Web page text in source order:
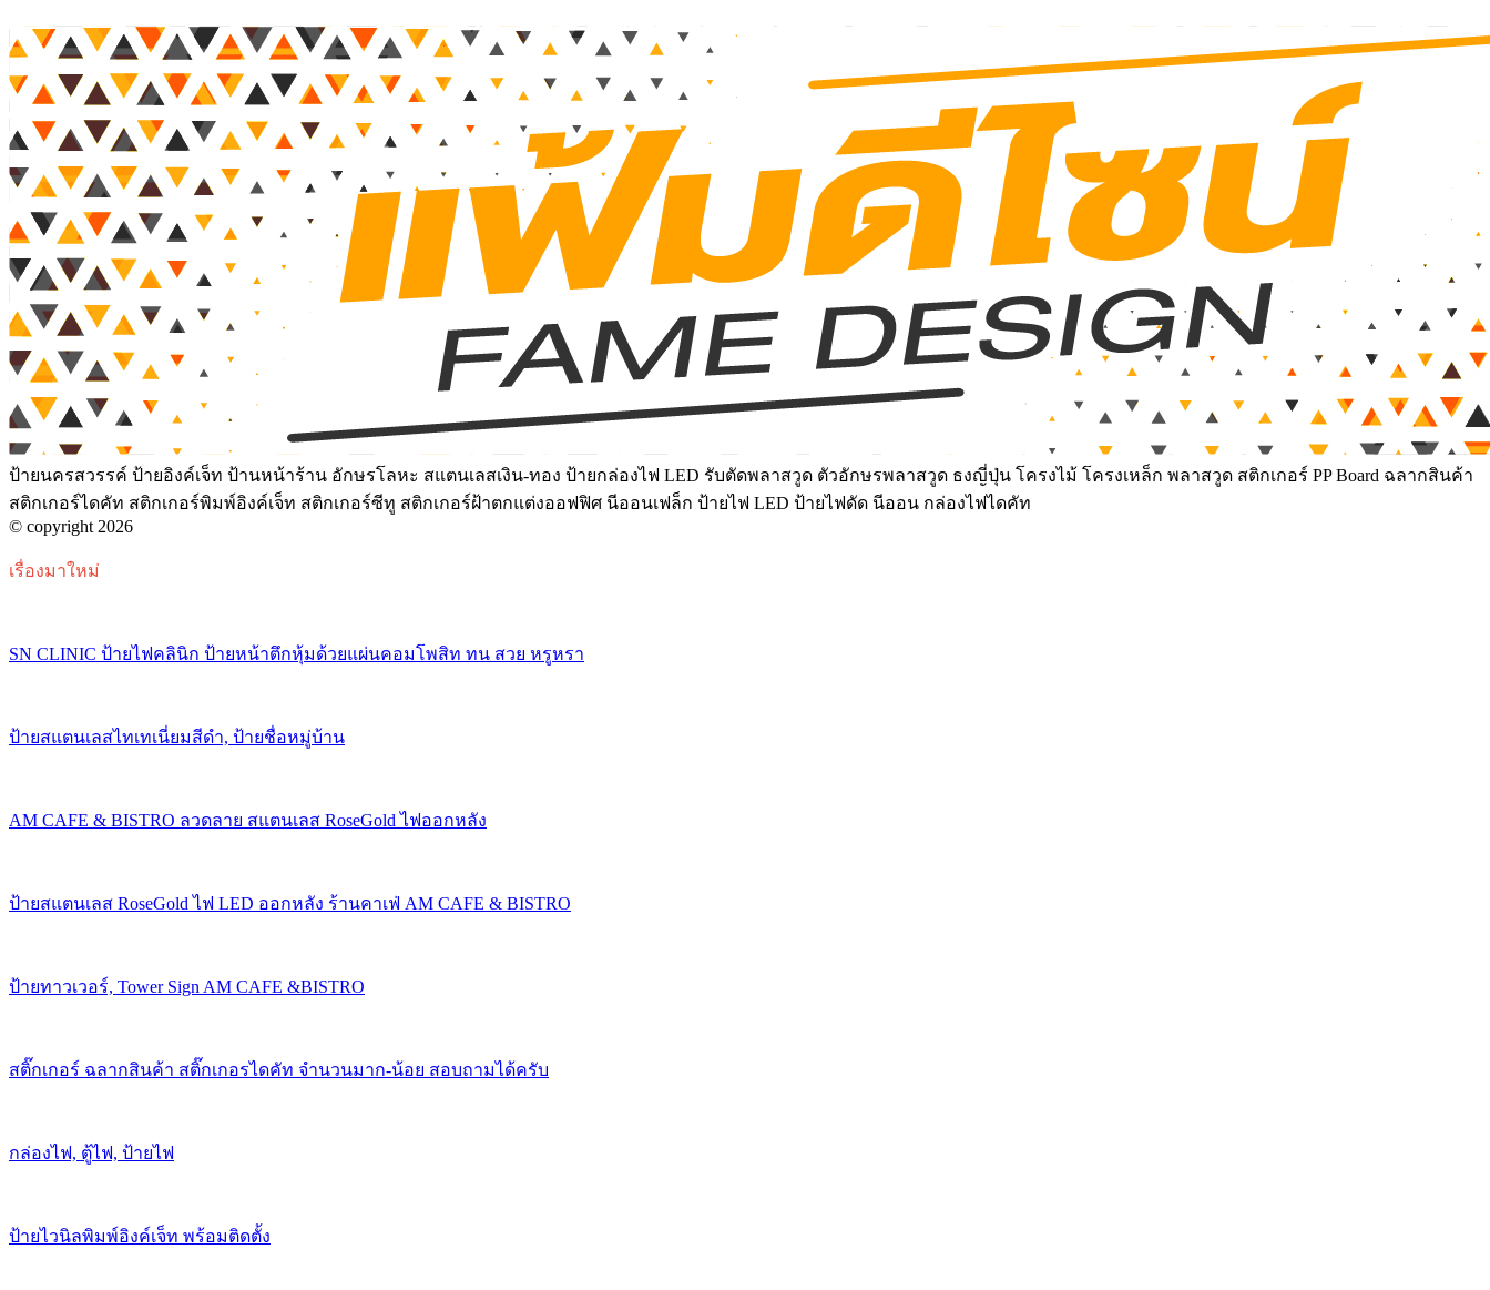
ป้ายนครสวรรค์ ป้ายอิงค์เจ็ท ป้านหน้าร้าน อักษรโลหะ สแตนเลสเงิน-ทอง ป้ายกล่องไฟ LED รับตัดพลาสวูด ตัวอักษรพลาสวูด ธงญี่ปุ่น โครงไม้ โครงเหล็ก พลาสวูด สติกเกอร์ PP Board ฉลากสินค้า
สติกเกอร์ไดคัท สติกเกอร์พิมพ์อิงค์เจ็ท สติกเกอร์ซีทู สติกเกอร์ฝ้าตกแต่งออฟฟิศ นีออนเฟล็ก ป้ายไฟ LED ป้ายไฟดัด นีออน กล่องไฟไดคัท
© copyright 2026
เรื่องมาใหม่
SN CLINIC ป้ายไฟคลินิก ป้ายหน้าตึกหุ้มด้วยแผ่นคอมโพสิท ทน สวย หรูหรา
ป้ายสแตนเลสไทเทเนี่ยมสีดำ, ป้ายชื่อหมู่บ้าน
AM CAFE & BISTRO ลวดลาย สแตนเลส RoseGold ไฟออกหลัง
ป้ายสแตนเลส RoseGold ไฟ LED ออกหลัง ร้านคาเฟ่ AM CAFE & BISTRO
ป้ายทาวเวอร์, Tower Sign AM CAFE &BISTRO
สติ๊กเกอร์ ฉลากสินค้า สติ๊กเกอรไดคัท จำนวนมาก-น้อย สอบถามได้ครับ
กล่องไฟ, ตู้ไฟ, ป้ายไฟ
ป้ายไวนิลพิมพ์อิงค์เจ็ท พร้อมติดตั้ง